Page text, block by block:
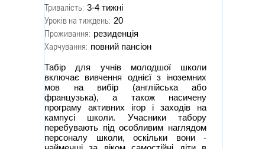
Тривалість: 3-4 тижні
Уроків на тиждень: 20
Проживання: резиденція
Харчування: повний пансіон
Табір для учнів молодшої школи
включає вивчення однієї з іноземних
мов на вибір (англійська або
французька), а також насичену
програму активних ігор і заходів на
кампусі школи. Учасники табору
перебувають під особливим наглядом
персоналу школи, оскільки вони -